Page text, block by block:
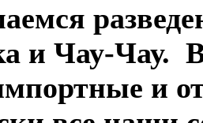
и Чау-Чау.
и